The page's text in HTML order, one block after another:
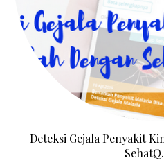
Deteksi Gejala Penyakit